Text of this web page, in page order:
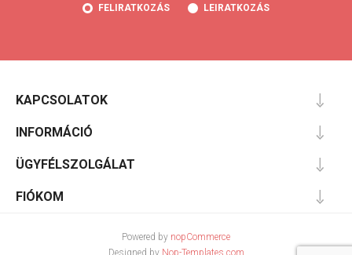
FELIRATKOZÁS LEIRATKOZÁS
KAPCSOLATOK
INFORMÁCIÓ
ÜGYFÉLSZOLGÁLAT
FIÓKOM
Powered by nopCommerce
Designed by Nop-Templates.com